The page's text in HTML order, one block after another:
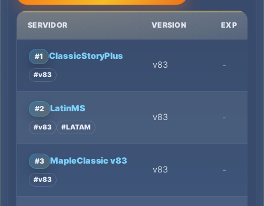
SERVIDOR VERSION EXP
#1 ClassicStoryPlus
#v83
v83 -
#2 LatinMS
#v83 #LATAM
v83 -
#3 MapleClassic v83
#v83
v83 -